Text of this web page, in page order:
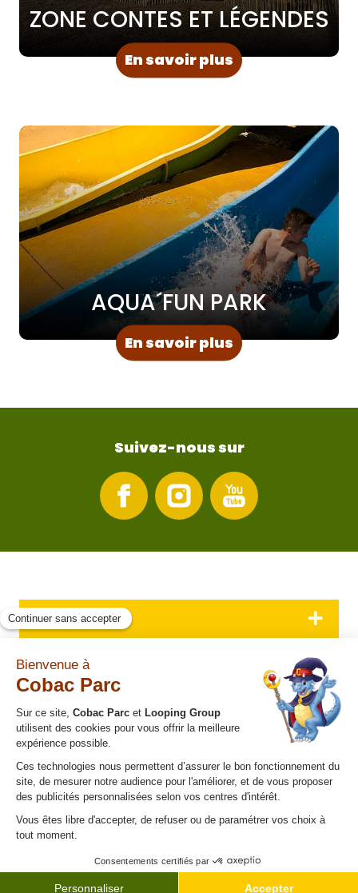
ZONE CONTES ET LÉGENDES
En savoir plus : ZONE CONTES
AQUA´FUN PARK
En savoir plus : AQUA´FUN
Suivez-nous sur
A propos
Informations pratiques
Contact
Mentions légales Règlement intérieur
Politique de confidentialité et cookies
Bon de commande
© Copyright 2026 Cobac Parc, all rights reserved.